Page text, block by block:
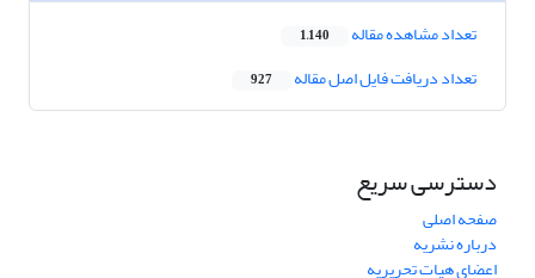
تعداد مشاهده مقاله 1,140
تعداد دریافت فایل اصل مقاله 927
دسترسی سریع
صفحه اصلی
درباره نشریه
اعضای هیات تحریریه